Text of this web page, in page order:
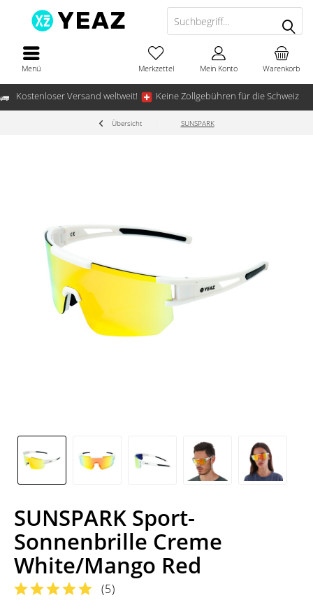
Kostenloser Versand weltweit! Keine Zollgebühren für die Schweiz
Menü Warenkorb
Merkzettel Mein Konto
Übersicht SUNSPARK
SUNSPARK Sport-
Sonnenbrille Creme
White/Mango Red
(5)